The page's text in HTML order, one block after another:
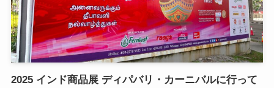
2025 インド商品展 ディパバリ・カーニバルに行って